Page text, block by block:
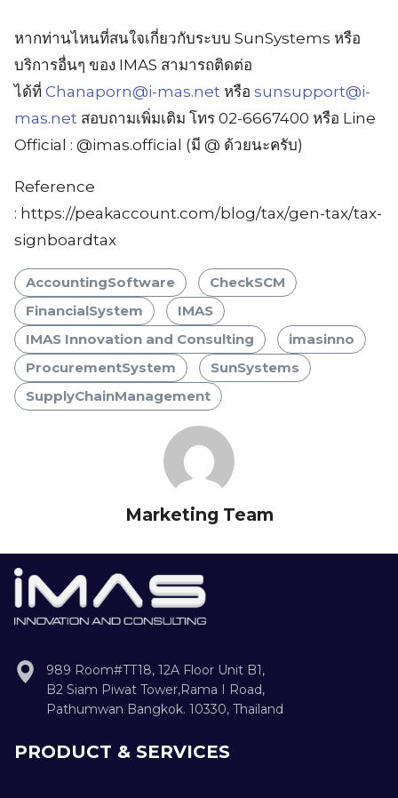
หากท่านไหนที่สนใจเกี่ยวกับระบบ SunSystems หรือ
บริการอื่นๆ ของ IMAS สามารถติดต่อ
ได้ที่ Chanaporn@i-mas.net หรือ sunsupport@i-
mas.net สอบถามเพิ่มเติม โทร 02-6667400 หรือ Line
Official : @imas.official (มี @ ด้วยนะครับ)
Reference
: https://peakaccount.com/blog/tax/gen-tax/tax-
signboardtax
AccountingSoftware
CheckSCM
FinancialSystem
IMAS
IMAS Innovation and Consulting
imasinno
ProcurementSystem
SunSystems
SupplyChainManagement
Marketing Team
989 Room#TT18, 12A Floor Unit B1,
B2 Siam Piwat Tower,Rama I Road,
Pathumwan Bangkok. 10330, Thailand
PRODUCT & SERVICES